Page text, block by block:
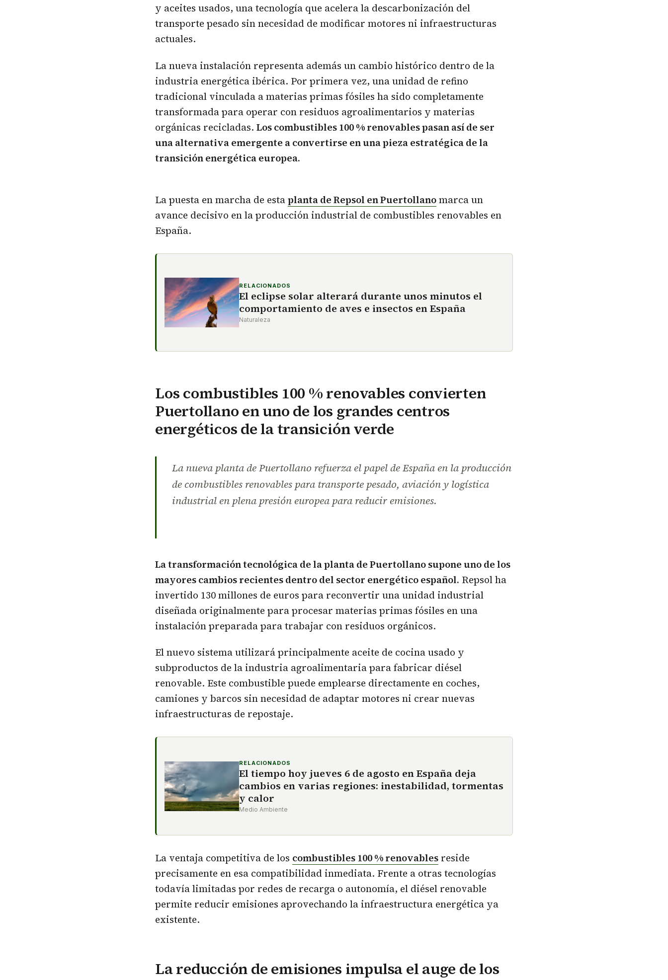
y aceites usados, una tecnología que acelera la descarbonización del
transporte pesado sin necesidad de modificar motores ni infraestructuras
actuales.
La nueva instalación representa además un cambio histórico dentro de la
industria energética ibérica. Por primera vez, una unidad de refino
tradicional vinculada a materias primas fósiles ha sido completamente
transformada para operar con residuos agroalimentarios y materias
orgánicas recicladas. Los combustibles 100 % renovables pasan así de ser
una alternativa emergente a convertirse en una pieza estratégica de la
transición energética europea.
La puesta en marcha de estaplanta de Repsol en Puertollanomarca un
avance decisivo en la producción industrial de combustibles renovables en
España.
RELACIONADOS
El eclipse solar alterará durante unos minutos el
comportamiento de aves e insectos en España
Naturaleza
Los combustibles 100 % renovables convierten
Puertollano en uno de los grandes centros
energéticos de la transición verde
La nueva planta de Puertollano refuerza el papel de España en la producción
de combustibles renovables para transporte pesado, aviación y logística
industrial en plena presión europea para reducir emisiones.
La transformación tecnológica de la planta de Puertollano supone uno de los
mayores cambios recientes dentro del sector energético español. Repsol ha
invertido 130 millones de euros para reconvertir una unidad industrial
diseñada originalmente para procesar materias primas fósiles en una
instalación preparada para trabajar con residuos orgánicos.
El nuevo sistema utilizará principalmente aceite de cocina usado y
subproductos de la industria agroalimentaria para fabricar diésel
renovable. Este combustible puede emplearse directamente en coches,
camiones y barcos sin necesidad de adaptar motores ni crear nuevas
infraestructuras de repostaje.
RELACIONADOS
El tiempo hoy jueves 6 de agosto en España deja
cambios en varias regiones: inestabilidad, tormentas
y calor
Medio Ambiente
La ventaja competitiva de los combustibles 100 % renovables reside
precisamente en esa compatibilidad inmediata. Frente a otras tecnologías
todavía limitadas por redes de recarga o autonomía, el diésel renovable
permite reducir emisiones aprovechando la infraestructura energética ya
existente.
La reducción de emisiones impulsa el auge de los